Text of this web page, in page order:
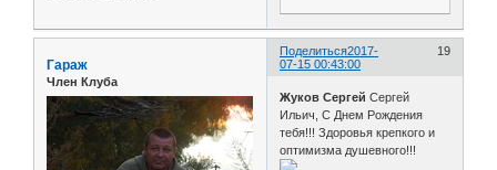
Поделиться 19
2017-
07-15 00:43:00
Гараж
Член Клуба
Жуков Сергей Сергей
Ильич, С Днем Рождения
тебя!!! Здоровья крепкого и
оптимизма душевного!!!